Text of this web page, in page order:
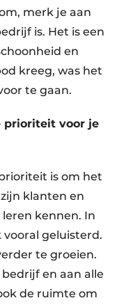
merk je aan
is. Het is een
en
kreeg, was het
te gaan.
prioriteit voor je
is om het
klanten en
kennen. In
geluisterd.
te groeien.
en aan alle
de ruimte om